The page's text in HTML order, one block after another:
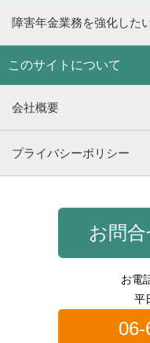
障害年金業務を強化した
このサイトについて
会社概要
プライバシーポリシー
お問
お電
平
06-